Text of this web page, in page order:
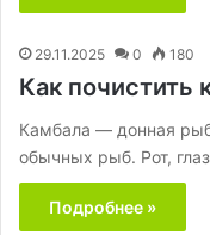
29.11.2025 0 180
Как почистить
Камбала — донная
обычных рыб. Рот,
Подробнее »